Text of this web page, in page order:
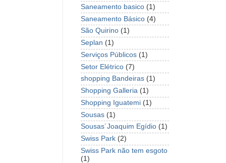
Saneamento basico (1)
Saneamento Básico (4)
São Quirino (1)
Seplan (1)
Serviços Públicos (1)
Setor Elétrico (7)
shopping Bandeiras (1)
Shopping Galleria (1)
Shopping Iguatemi (1)
Sousas (1)
Sousas´Joaquim Egídio (1)
Swiss Park (2)
Swiss Park não tem esgoto
(1)